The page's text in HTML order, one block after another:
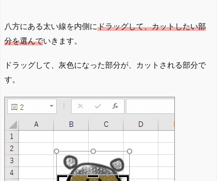
八方にある太い線を内側にドラッグして、カットしたい部
分を選んでいきます。
ドラッグして、灰色になった部分が、カットされる部分で
す。